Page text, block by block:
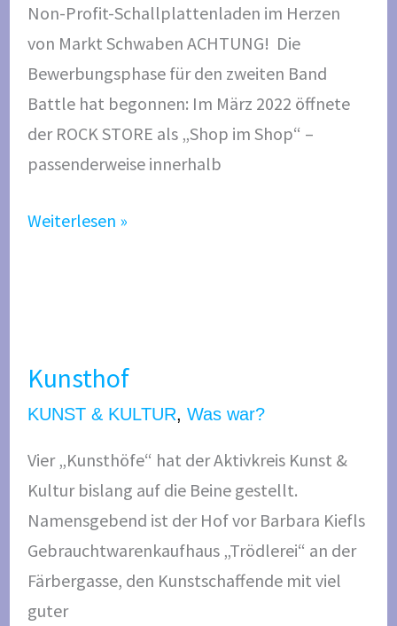
Non-Profit-Schallplattenladen im Herzen
von Markt Schwaben ACHTUNG! Die
Bewerbungsphase für den zweiten Band
Battle hat begonnen: Im März 2022 öffnete
der ROCK STORE als „Shop im Shop“ –
passenderweise innerhalb
T
O
R
E
Weiterlesen »
Kunsthof
KUNST & KULTUR, Was war?
Vier „Kunsthöfe“ hat der Aktivkreis Kunst &
Kultur bislang auf die Beine gestellt.
Namensgebend ist der Hof vor Barbara Kiefls
Gebrauchtwarenkaufhaus „Trödlerei“ an der
Färbergasse, den Kunstschaffende mit viel
guter
n
s
h
o
f